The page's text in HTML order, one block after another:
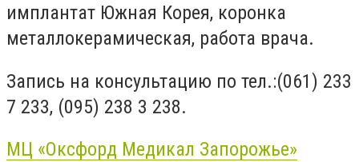
имплантат Южная Корея, коронка
металлокерамическая, работа врача.
Запись на консультацию по тел.:(061) 233
7 233, (095) 238 3 238.
МЦ «Оксфорд Медикал Запорожье»